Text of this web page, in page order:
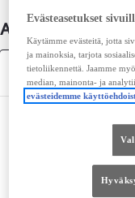
Auton lisätiedot
Tekniset tiedot
Mitat ja tilavuus
Tavaratilan tilavuus
Evästeasetukset
Käytämme evästeitä, jotta
ja mainoksia, tarjota
tietoliikennettä. Jaamme
median, mainonta- ja
evästeidemme